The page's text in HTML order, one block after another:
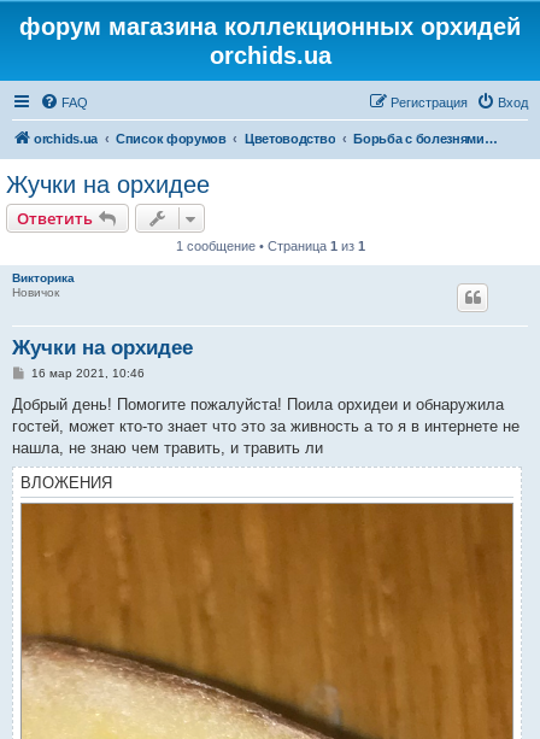
форум магазина коллекционных орхидей
orchids.ua
FAQ Вход
Регистрация
orchids.ua Список форумов Цветоводство Борьба с болезнями и вредителями
Жучки на орхидее
Ответить
1 сообщение • Страница 1 из 1
Викторика
Новичок
Жучки на орхидее
С
о
щ
е
е
16 мар 2021, 10:46
Добрый день! Помогите пожалуйста! Поила орхидеи и обнаружила
гостей, может кто-то знает что это за живность а то я в интернете не
нашла, не знаю чем травить, и травить ли
ВЛОЖЕНИЯ